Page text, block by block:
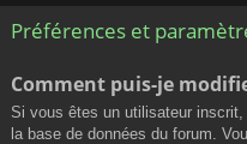
Préférences et
Comment puis-je
Si vous êtes un utilisateur
la base de données du forum.